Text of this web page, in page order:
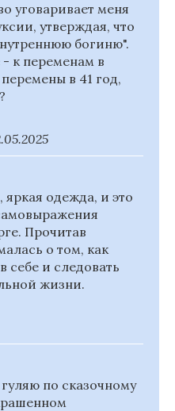
уговаривает меня
утверждая, что
богиню".
к переменам в
в 41 год,
одежда, и это
Прочитав
о том, как
себе и следовать
жизни.
по сказочному